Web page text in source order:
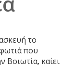
το
που
Βοιωτία, καίει